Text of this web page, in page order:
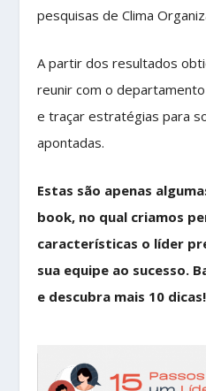
pesquisas de Clima
A partir dos resultados
reunir com o
e traçar estratégias para
apontadas.
Estas são apenas
book, no qual criamos
características o líder
sua equipe ao sucesso.
e descubra mais 10 dicas!